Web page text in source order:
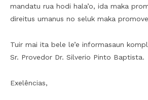
mandatu rua hodi hala’o, ida maka
direitus umanus no seluk maka
Tuir mai ita bele le’e informasaun
Sr. Provedor Dr. Silverio Pinto Baptista.
Exelências,